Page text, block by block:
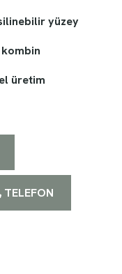
yüzey
kombin
üretim
TELEFON